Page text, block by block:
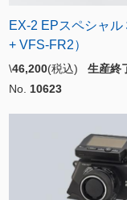
EX-2 EPスペシャ
+ VFS-FR2）
\46,200(税込) 生産終
No. 10623